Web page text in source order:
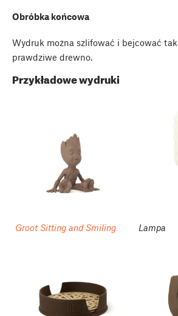
Obróbka końcowa
Wydruk można szlifować i bejcować
prawdziwe drewno.
Przykładowe wydruki
Groot Sitting and Smiling Lampa